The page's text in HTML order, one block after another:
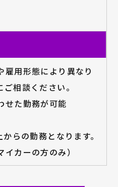
雇用形態により異なり
相談ください。
せた勤務が可能
らの勤務となります。
カーの方のみ）